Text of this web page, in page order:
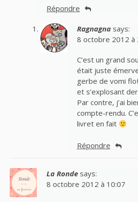
Répondre
Ragnagna says:
8 octobre 2012 à
C’est un grand
était juste
gerbe de vomi
et s’explosant
Par contre, j’ai
compte-rendu.
livret en fait
Répondre
La Ronde says:
8 octobre 2012 à 10:07